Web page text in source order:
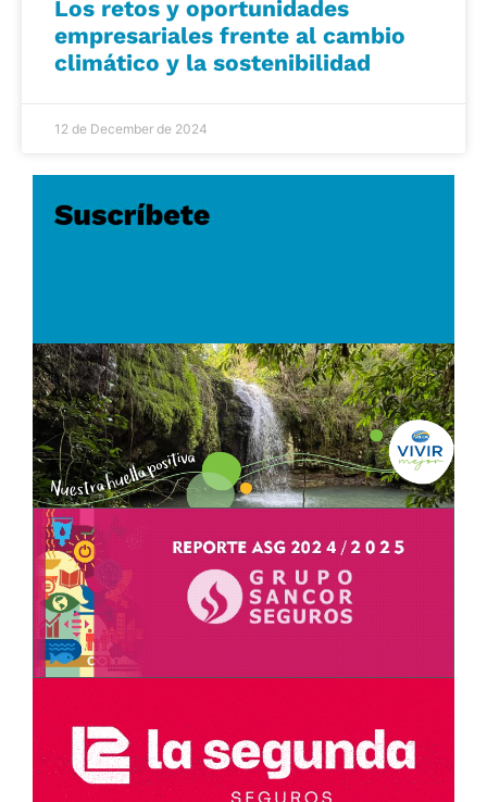
Los retos y oportunidades
empresariales frente al cambio
climático y la sostenibilidad
12 de December de 2024